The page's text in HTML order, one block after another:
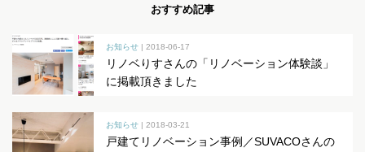
おすすめ記事
お知らせ | 2018-06-17
リノベりすさんの「リノベーション体験談」
に掲載頂きました
お知らせ | 2018-03-21
戸建てリノベーション事例／SUVACOさんの